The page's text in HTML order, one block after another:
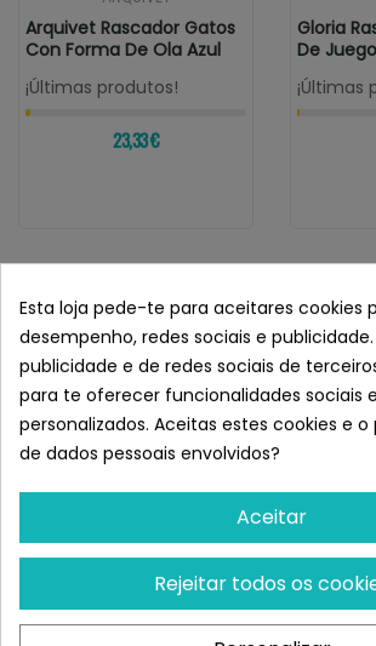
Arquivet Rascador Gatos
Con Forma De Ola Azul
¡Últimas produtos!
23,33 €
Gloria
De
Gambia...
¡Últimas
GLORIA
Gloria Poste Rascador
INDO 34x34x55 Cm
¡Últimas produtos!
Con
Cuna...
¡Últimas
Esta loja pede-te para aceitares cookies
desempenho, redes sociais e
publicidade e de redes sociais de
para te oferecer funcionalidades sociais
personalizados. Aceitas estes cookies e
de dados pessoais envolvidos?
Aceitar
Rejeitar todos os